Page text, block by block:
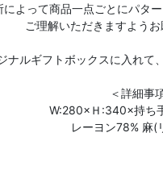
によって商品一点ごとにパタ
ご理解いただきますようお
ナルギフトボックスに入れて
＜詳細事
W:280×Ｈ:340×持ち
レーヨン78% 麻(